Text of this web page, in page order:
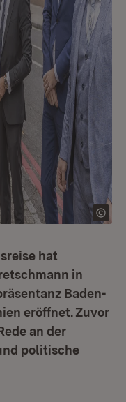
hat
in
Baden-
eröffnet. Zuvor
an der
politische